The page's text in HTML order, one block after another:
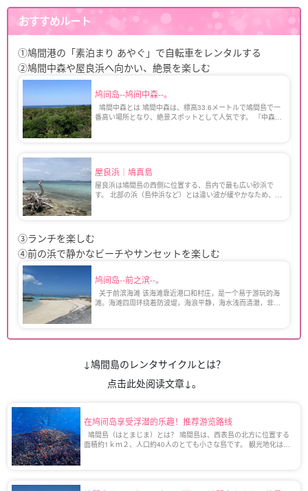
おすすめルート
①鳩間港の 「素泊まり あやぐ」で自転車をレンタルする
②鳩間中森や屋良浜へ向かい、絶景を楽しむ
鸠间岛--鸠间中森--。
鳩間中森とは 鳩間中森は、標高33.6メートルで鳩間島で一
番高い場所となり、絶景スポットとして人気です。 『中森』
屋良浜｜鳩真島
屋良浜は鳩間島の西側に位置する、島内で最も広い砂浜で
す。 北部の浜（島仲浜など）とは違い波が緩やかなため、水
③ランチを楽しむ
④前の浜で静かなビーチやサンセットを楽しむ
鸠间岛--前之滨--。
关于前滨海滩 该海滩靠近港口和村庄，是一个易于游玩的海
滩。海滩四周环绕着防波堤，海浪平静，海水浅而清澈，非常
↓鳩間島のレンタサイクルとは？
点击此处阅读文章↓。
在鸠间岛享受浮潜的乐趣！推荐游览路线
鳩間島（はとまじま）とは？ 鳩間島は、西表島の北方に位置する
面積約1ｋｍ２、人口約40人のとても小さな島です。 観光地化はし